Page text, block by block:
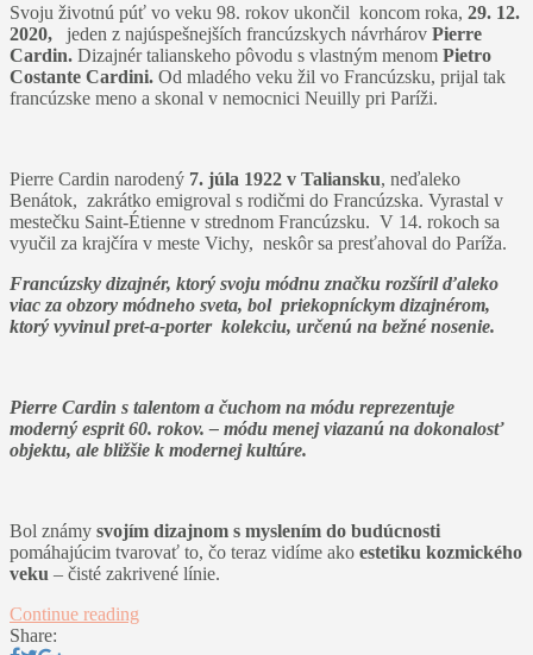
Svoju životnú púť vo veku 98. rokov ukončil koncom roka, 29. 12.
2020,
jeden z najúspešnejších francúzskych návrhárov Pierre
Cardin. Dizajnér talianskeho pôvodu s vlastným menom Pietro
Costante Cardini. Od mladého veku žil vo Francúzsku, prijal tak
francúzske meno a skonal v nemocnici Neuilly pri Paríži.
Pierre Cardin narodený 7. júla 1922 v Taliansku, neďaleko
Benátok, zakrátko emigroval s rodičmi do Francúzska. Vyrastal v
mestečku Saint-Étienne v strednom Francúzsku. V 14. rokoch sa
vyučil za krajčíra v meste Vichy, neskôr sa presťahoval do Paríža.
Francúzsky dizajnér, ktorý svoju módnu značku rozšíril ďaleko
viac za obzory módneho sveta, bol priekopníckym dizajnérom,
ktorý vyvinul pret-a-porter kolekciu, určenú na bežné nosenie.
Pierre Cardin s talentom a čuchom na módu reprezentuje
moderný esprit 60. rokov. – módu menej viazanú na dokonalosť
objektu, ale bližšie k modernej kultúre.
Bol známy svojím dizajnom s myslením do budúcnosti
pomáhajúcim tvarovať to, čo teraz vidíme ako estetiku kozmického
veku – čisté zakrivené línie.
Continue reading
Share: